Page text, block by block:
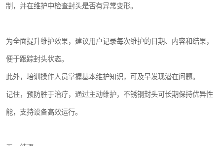
制，并在维护中检查封头是否有异常变形。
为全面提升维护效果，建议用户记录每次维护的日期、内容和结果，
便于跟踪封头状态。
此外，培训操作人员掌握基本维护知识，可及早发现潜在问题。
记住，预防胜于治疗，通过主动维护，不锈钢封头可长期保持优异性
能，支持设备高效运行。